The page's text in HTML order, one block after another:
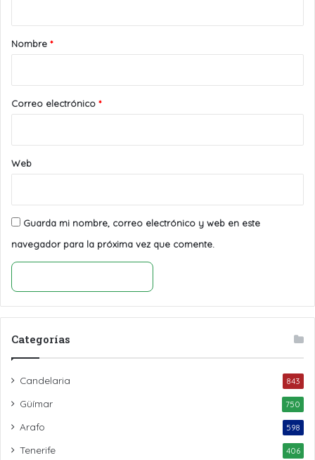
r
*
Nombre *
Correo electrónico *
Web
Guarda mi nombre, correo electrónico y web en este
navegador para la próxima vez que comente.
Categorías
Candelaria 843
Güímar 750
Arafo 598
Tenerife 406